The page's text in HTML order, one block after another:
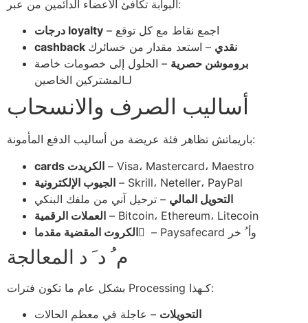
البوابة تكافئ الأعضاء الدائمين من عبر:
درجات loyalty
– اجمع نقاط مع كل توقع
cashback نقدي – استعد مقدار من خسائرك
بروموشن حصرية – الحلول إلى خصومات خاصة
لـالمشتركين الخاصين
أساليب الصرف والانسحاب
باريماتش تظاهر فئة عريضة من أساليب الدفع المأمونة:
cards الكريدت – Visa، Mastercard، Maestro
الجيوب الإلكترونية – Skrill، Neteller، PayPal
التحويل المالي – ترحيل آني من ملفك البنكي
العملات الرقمية – Bitcoin، Ethereum، Litecoin
الكروت المقضية مقدما ً
– Paysafecard وأ ُ خر
م ُ د َ د المعالجة
بشكل عام ما تكون فترات Processing كـهذا:
التحويلات – عاجلة في معظم الحالات